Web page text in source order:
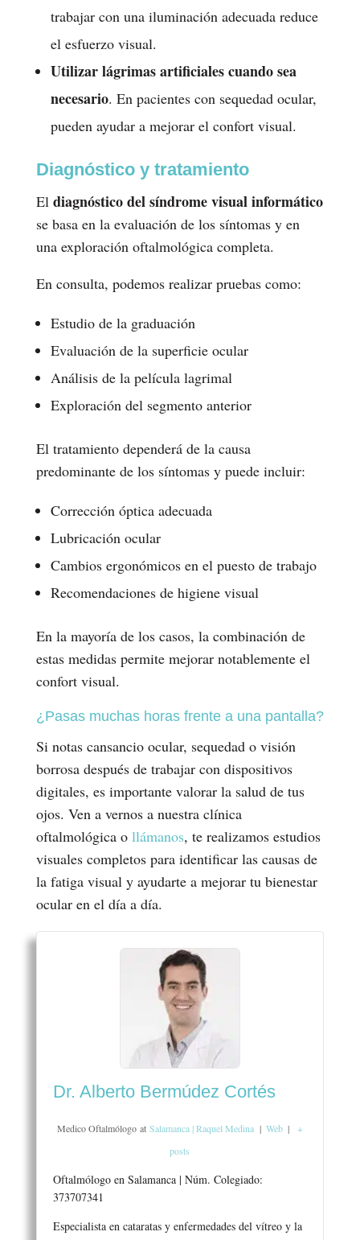
trabajar con una iluminación adecuada reduce
el esfuerzo visual.
Utilizar lágrimas artificiales cuando sea
necesario. En pacientes con sequedad ocular,
pueden ayudar a mejorar el confort visual.
Diagnóstico y tratamiento
El diagnóstico del síndrome visual informático
se basa en la evaluación de los síntomas y en
una exploración oftalmológica completa.
En consulta, podemos realizar pruebas como:
Estudio de la graduación
Evaluación de la superficie ocular
Análisis de la película lagrimal
Exploración del segmento anterior
El tratamiento dependerá de la causa
predominante de los síntomas y puede incluir:
Corrección óptica adecuada
Lubricación ocular
Cambios ergonómicos en el puesto de trabajo
Recomendaciones de higiene visual
En la mayoría de los casos, la combinación de
estas medidas permite mejorar notablemente el
confort visual.
¿Pasas muchas horas frente a una pantalla?
Si notas cansancio ocular, sequedad o visión
borrosa después de trabajar con dispositivos
digitales, es importante valorar la salud de tus
ojos. Ven a vernos a nuestra clínica
oftalmológica o llámanos, te realizamos estudios
visuales completos para identificar las causas de
la fatiga visual y ayudarte a mejorar tu bienestar
ocular en el día a día.
Dr. Alberto Bermúdez Cortés
Medico Oftalmólogo at Salamanca | Raquel Medina | Web |
+
posts
Oftalmólogo en Salamanca | Núm. Colegiado:
373707341
Especialista en cataratas y enfermedades del vítreo y la